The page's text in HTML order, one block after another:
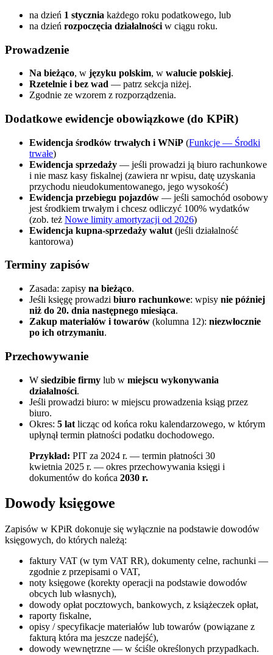
na dzień 1 stycznia każdego roku podatkowego, lub
na dzień rozpoczęcia działalności w ciągu roku.
Prowadzenie
Na bieżąco, w języku polskim, w walucie polskiej.
Rzetelnie i bez wad — patrz sekcja niżej.
Zgodnie ze wzorem z rozporządzenia.
Dodatkowe ewidencje obowiązkowe (do KPiR)
Ewidencja środków trwałych i WNiP (Funkcje — Środki
trwałe)
Ewidencja sprzedaży — jeśli prowadzi ją biuro rachunkowe
i nie masz kasy fiskalnej (zawiera nr wpisu, datę uzyskania
przychodu nieudokumentowanego, jego wysokość)
Ewidencja przebiegu pojazdów — jeśli samochód osobowy
jest środkiem trwałym i chcesz odliczyć 100% wydatków
(zob. też Nowe limity amortyzacji od 2026)
Ewidencja kupna-sprzedaży walut (jeśli działalność
kantorowa)
Terminy zapisów
Zasada: zapisy na bieżąco.
Jeśli księgę prowadzi biuro rachunkowe: wpisy nie później
niż do 20. dnia następnego miesiąca.
Zakup materiałów i towarów (kolumna 12): niezwłocznie
po ich otrzymaniu.
Przechowywanie
W siedzibie firmy lub w miejscu wykonywania
działalności.
Jeśli prowadzi biuro: w miejscu prowadzenia ksiąg przez
biuro.
Okres: 5 lat licząc od końca roku kalendarzowego, w którym
upłynął termin płatności podatku dochodowego.
Przykład: PIT za 2024 r. — termin płatności 30
kwietnia 2025 r. — okres przechowywania księgi i
dokumentów do końca 2030 r.
Dowody księgowe
Zapisów w KPiR dokonuje się wyłącznie na podstawie dowodów
księgowych, do których należą:
faktury VAT (w tym VAT RR), dokumenty celne, rachunki —
zgodnie z przepisami o VAT,
noty księgowe (korekty operacji na podstawie dowodów
obcych lub własnych),
dowody opłat pocztowych, bankowych, z książeczek opłat,
raporty fiskalne,
opisy / specyfikacje materiałów lub towarów (powiązane z
fakturą która ma jeszcze nadejść),
dowody wewnętrzne — w ściśle określonych przypadkach.